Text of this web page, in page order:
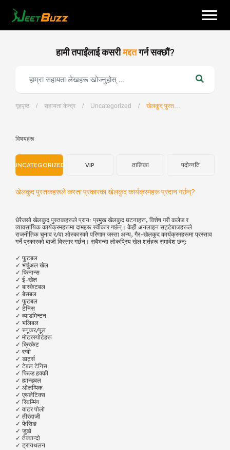
content
नेपाली
हामी तपाईंलाई कसरीमद्दतगर्न सक्छौं?
गृहपृष्ठ / सहायता केन्द्र / Uncategorized /
विषयहरू:
UNCATEGORIZED VIP तालिका पदोन्नति
खेलकुद पुस्तकहरूले कस्ता प्रकारका खेलकुद कार्यक्रमहरू प्रदान गर्छन्?
धेरैजसो खेलकुद पुस्तकहरूले प्रायः प्रमुख खेलकुद घटनाहरू, विशेष गरी कलेज र
व्यावसायिक कार्यक्रमहरूमा दामहरू स्वीकार गर्छन्। केही अनलाइन सट्टेबाजहरूले
राजनीतिक चुनाव र/वा ओस्कारको परिणाम जस्ता अन्य, गैर-खेलकुद कार्यक्रमहरूमा प्रस्ताव
गर्ने प्रकारको बाजी विस्तार गर्छन्। सबैभन्दा लोकप्रिय खेल शर्तहरू समावेश छन्:
✓ फुटबल
✓ भर्चुअल खेल
✓ फिनान्स
✓ ई-खेल
✓ बास्केटबल
✓ बेसबल
✓ फुटबल
✓ टेनिस
✓ ब्याडमिन्टन
✓ भलिबल
✓ स्नूकर/पूल
✓ मोटरस्पोर्टहरू
✓ क्रिकेट
✓ रग्बी
✓ डार्ट्स
✓ टेबल टेनिस
✓ फिल्ड हक्की
✓ ह्यान्डबल
✓ ओलम्पिक
✓ एथलेटिक्स
✓ स्विम्मिंग
✓ वाटर पोलो
✓ तीरंदाजी
✓ फेंसिङ
✓ जुडो
✓ तेक्वान्दो
✓ ट्रायथलन